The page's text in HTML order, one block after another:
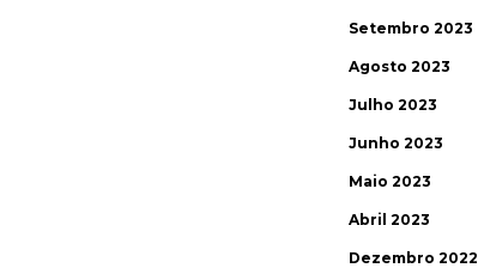
Setembro 2023
Agosto 2023
Julho 2023
Junho 2023
Maio 2023
Abril 2023
Dezembro 2022